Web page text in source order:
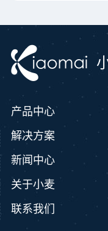
产品中心
解决方案
新闻中心
关于小麦
联系我们